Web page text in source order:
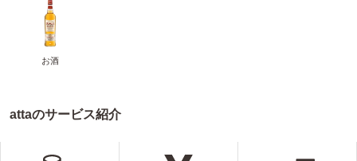
お酒
attaのサービス紹介